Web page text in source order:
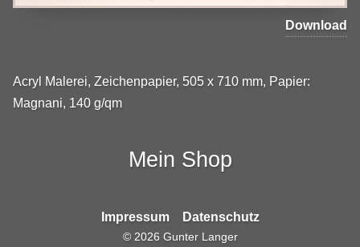
Download
Acryl Malerei, Zeichenpapier, 505 x 710 mm, Papier:
Magnani, 140 g/qm
Impressum Datenschutz
© 2026 Gunter Langer
Mein Shop